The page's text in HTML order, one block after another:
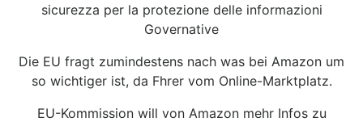
sicurezza per la protezione delle informazioni
Governative
Die EU fragt zumindestens nach was bei Amazon um
so wichtiger ist, da Fhrer vom Online-Marktplatz.
EU-Kommission will von Amazon mehr Infos zu